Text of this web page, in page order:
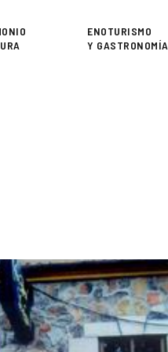
ENOTURISMO
Y GASTRONOMÍA